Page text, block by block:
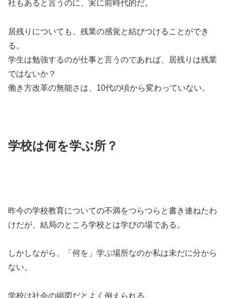
社もあると言うのに、実に前時代的だ。
居残りについても、残業の感覚と結びつけることができ
る。
学生は勉強するのが仕事と言うのであれば、居残りは残業
ではないか？
働き方改革の無能さは、10代の頃から変わっていない。
学校は何を学ぶ所？
昨今の学校教育についての不満をつらつらと書き連ねたわ
けだが、結局のところ学校とは学びの場である。
しかしながら、「何を」学ぶ場所なのか私は未だに分から
ない。
学校は社会の縮図だとよく例えられる。